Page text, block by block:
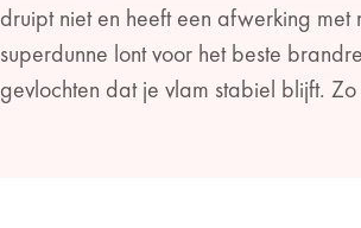
druipt niet en heeft een afwerking
superdunne lont voor het beste
gevlochten dat je vlam stabiel blijft.